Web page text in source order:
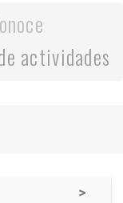
actividades
>